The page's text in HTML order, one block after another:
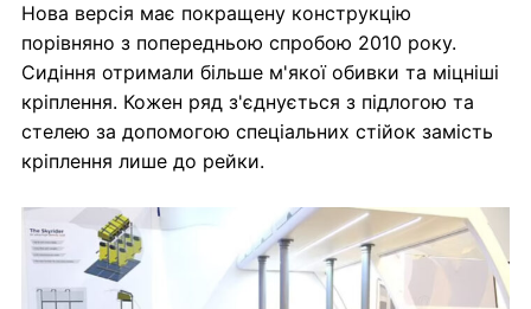
Нова версія має покращену конструкцію
порівняно з попередньою спробою 2010 року.
Сидіння отримали більше м'якої обивки та міцніші
кріплення. Кожен ряд з'єднується з підлогою та
стелею за допомогою спеціальних стійок замість
кріплення лише до рейки.